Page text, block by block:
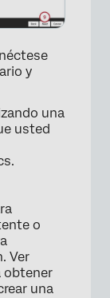
y
una
usted
o
Ver
obtener
una